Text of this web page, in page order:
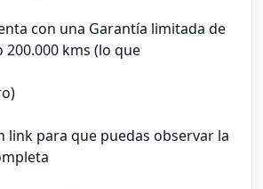
con una Garantía limitada de
200.000 kms (lo que
link para que puedas observar la